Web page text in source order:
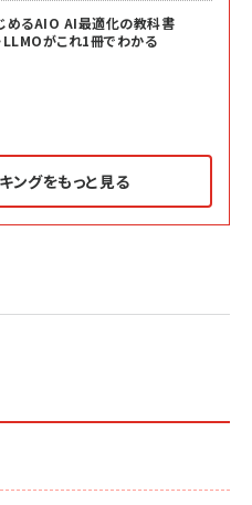
めるAIO AI最適化の教科書
LLMOがこれ1冊でわかる
グをもっと見る
たプロが教える note×AI 最強の
が9割
07/01号 No.2501[魅せる
)2026/06/24号 No.2500増刊
企業価値向上力の秘密